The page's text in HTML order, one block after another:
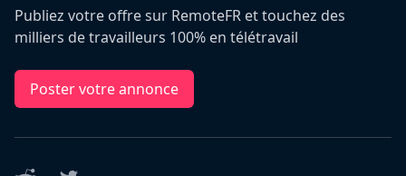
Publiez votre offre sur RemoteFR et touchez des
milliers de travailleurs 100% en télétravail
Poster votre annonce